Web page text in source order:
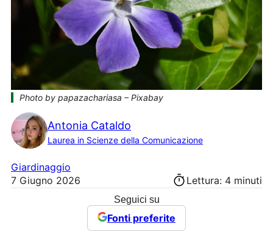
Photo by papazachariasa – Pixabay
Antonia Cataldo
Laurea in Scienze della Comunicazione
Giardinaggio
7 Giugno 2026
Lettura: 4 minuti
Seguici su
Fonti preferite